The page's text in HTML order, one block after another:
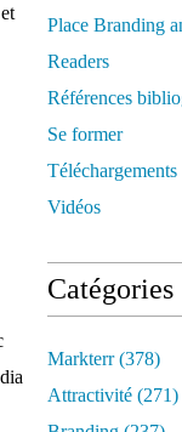
Place Branding
Readers
Références
Se former
Téléchargements
Vidéos
Catégories
Markterr(378)
Attractivité (271)